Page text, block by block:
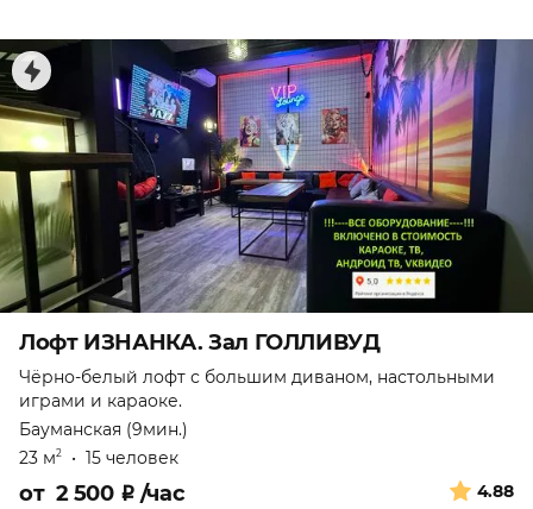
Лофт ИЗНАНКА. Зал ГОЛЛИВУД
Чёрно-белый лофт с большим диваном, настольными
играми и караоке.
Бауманская (9мин.)
23 м2 • 15 человек
4.88
от 2 500 ₽ /час